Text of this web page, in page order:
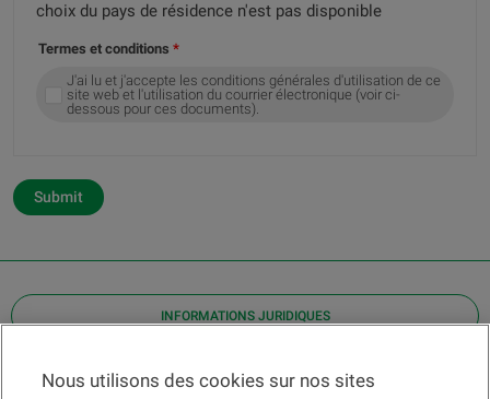
choix du pays de résidence n'est pas disponible
Termes et conditions
J'ai lu et j'accepte les conditions générales d'utilisation de ce
site web et l'utilisation du courrier électronique (voir ci-
dessous pour ces documents).
Submit
INFORMATIONS JURIDIQUES
Contact
Nous utilisons des cookies sur nos sites